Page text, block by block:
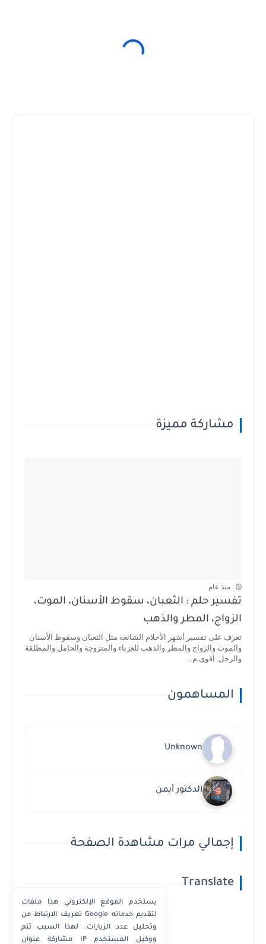
مشاركة مميزة
منذ عام
تفسير حلم : الثعبان، سقوط الأسنان، الموت،
الزواج، المطر والذهب
تعرف على تفسير أشهر الأحلام الشائعة مثل الثعبان وسقوط الأسنان
والموت والزواج والمطر والذهب للعزباء والمتزوجة والحامل والمطلقة
والرجل. اقوى م...
المساهمون
Unknown
الدكتور أيمن
إجمالي مرات مشاهدة الصفحة
Translate
Powered by Translate
يستخدم الموقع الإلكتروني هذا ملفات
تعريف الارتباط من Google لتقديم خدماته
وتحليل عدد الزيارات. لهذا السبب تتم
مشاركة عنوان IP ووكيل المستخدم